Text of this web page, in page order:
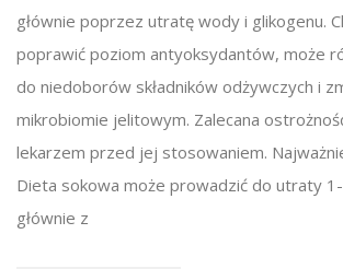
głównie poprzez utratę wody i glikogenu.
poprawić poziom antyoksydantów, może
do niedoborów składników odżywczych i
mikrobiomie jelitowym. Zalecana
lekarzem przed jej stosowaniem.
Dieta sokowa może prowadzić do utraty
głównie z